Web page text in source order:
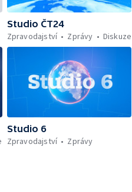
Studio ČT24
Zpravodajství
Zprávy Diskuze
Studio 6
Zpravodajství
Zprávy